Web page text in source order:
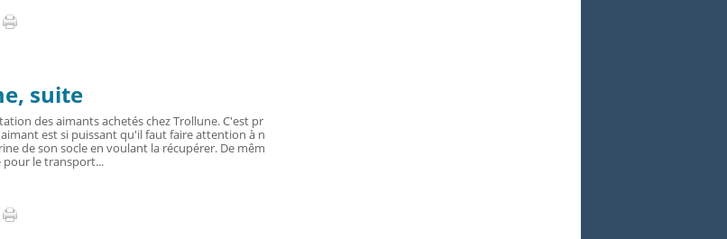
suite
des aimants achetés chez Trollune. C'est pr
est si puissant qu'il faut faire attention à n
de son socle en voulant la récupérer. De mêm
pour le transport...